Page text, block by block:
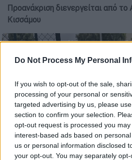
Do Not Process My Personal
If you wish to opt-out of the sale,
processing of your personal or
targeted advertising by us, please
section to confirm your selection.
opt-out request is processed you
interest-based ads based on
us or personal information disclosed
your opt-out. You may separately
Προανάκριση διενεργείται από
Κισσάμου